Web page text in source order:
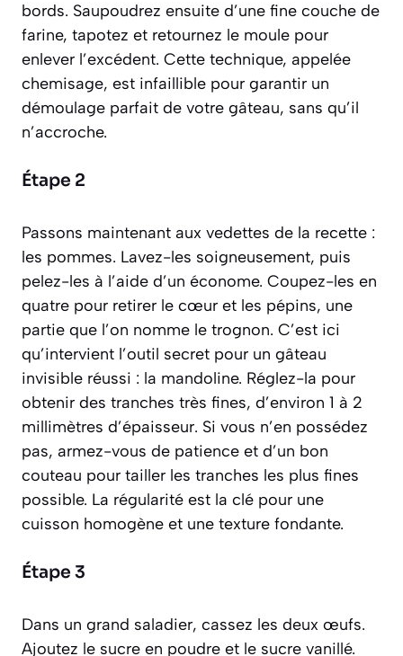
bords. Saupoudrez ensuite d’une fine couche de
farine, tapotez et retournez le moule pour
enlever l’excédent. Cette technique, appelée
chemisage, est infaillible pour garantir un
démoulage parfait de votre gâteau, sans qu’il
n’accroche.
Étape 2
Passons maintenant aux vedettes de la recette :
les pommes. Lavez-les soigneusement, puis
pelez-les à l’aide d’un économe. Coupez-les en
quatre pour retirer le cœur et les pépins, une
partie que l’on nomme le trognon. C’est ici
qu’intervient l’outil secret pour un gâteau
invisible réussi : la mandoline. Réglez-la pour
obtenir des tranches très fines, d’environ 1 à 2
millimètres d’épaisseur. Si vous n’en possédez
pas, armez-vous de patience et d’un bon
couteau pour tailler les tranches les plus fines
possible. La régularité est la clé pour une
cuisson homogène et une texture fondante.
Étape 3
Dans un grand saladier, cassez les deux œufs.
Ajoutez le sucre en poudre et le sucre vanillé.